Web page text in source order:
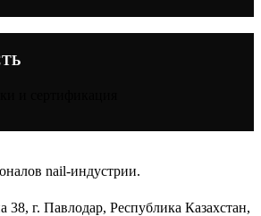
nail-индустрии.
г. Павлодар, Республика Казахстан,